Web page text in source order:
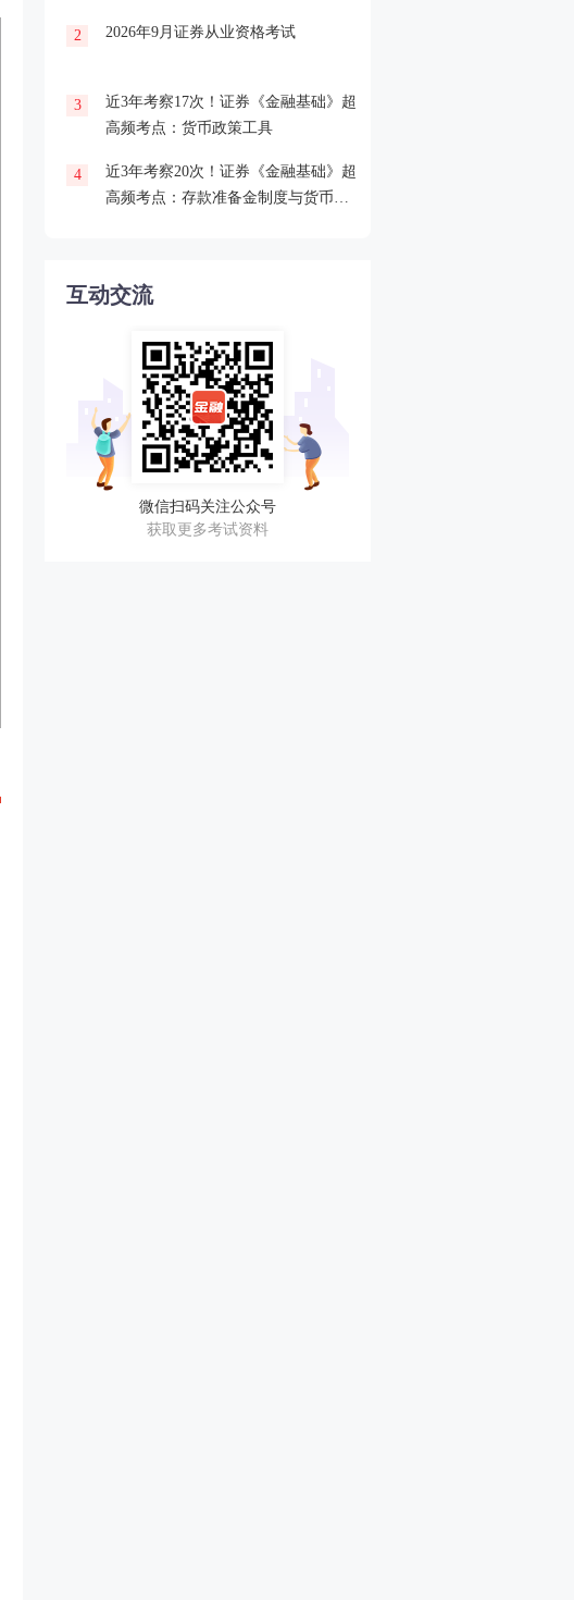
2 2026年9月证券从业资格考试
3
近3年考察17次！证券《金融基础》超
高频考点：货币政策工具
4
近3年考察20次！证券《金融基础》超
高频考点：存款准备金制度与货币乘
互动交流
微信扫码关注公众号
获取更多考试资料